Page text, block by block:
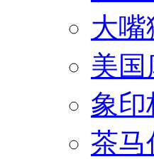
大嘴
美
象印
茶马